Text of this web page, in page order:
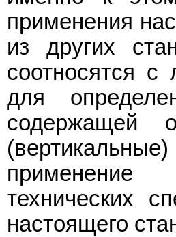
применения
из других
соотносятся с
для
содержащей
применение
технических
настоящего